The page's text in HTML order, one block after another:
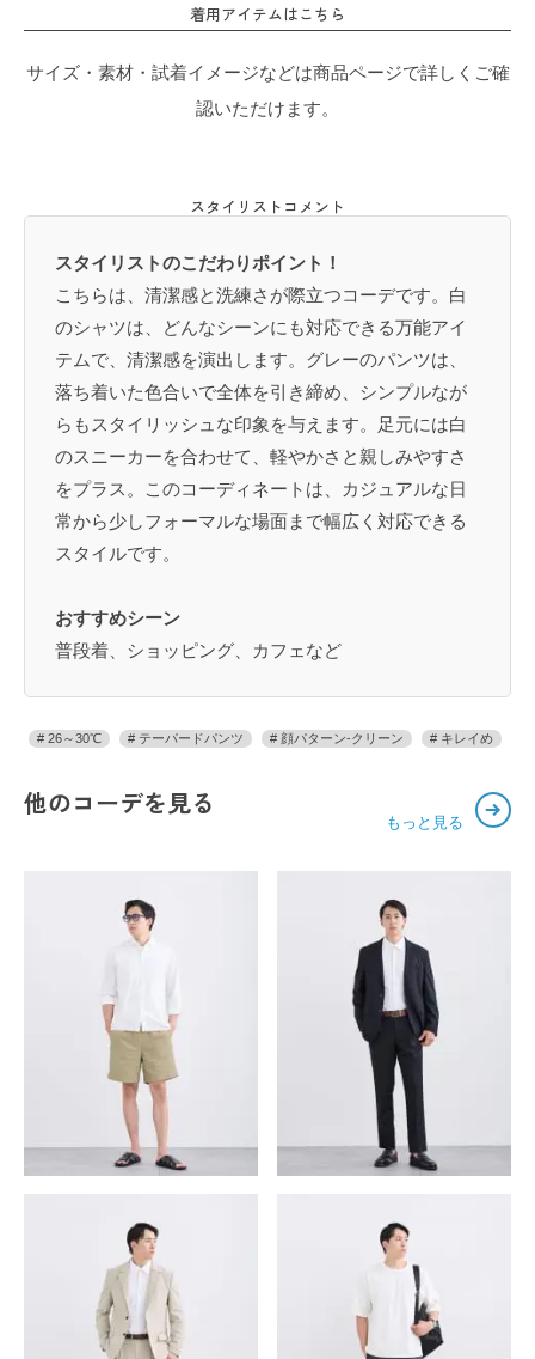
着用アイテムはこちら
サイズ・素材・試着イメージなどは商品ページで詳しくご確
認いただけます。
スタイリストコメント
スタイリストのこだわりポイント！
こちらは、清潔感と洗練さが際立つコーデです。白
のシャツは、どんなシーンにも対応できる万能アイ
テムで、清潔感を演出します。グレーのパンツは、
落ち着いた色合いで全体を引き締め、シンプルなが
らもスタイリッシュな印象を与えます。足元には白
のスニーカーを合わせて、軽やかさと親しみやすさ
をプラス。このコーディネートは、カジュアルな日
常から少しフォーマルな場面まで幅広く対応できる
スタイルです。
おすすめシーン
普段着、ショッピング、カフェなど
26～30℃ テーパードパンツ 顔パターン-クリーン キレイめ
他のコーデを見る
もっと見る